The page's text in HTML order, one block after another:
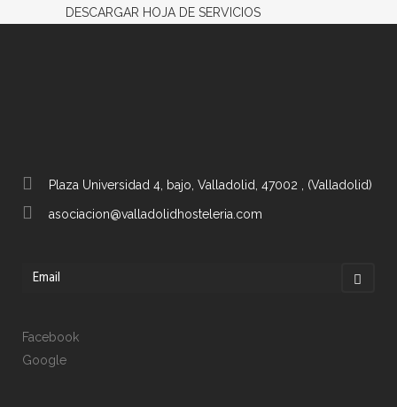
DESCARGAR HOJA DE SERVICIOS
Plaza Universidad 4, bajo, Valladolid, 47002 , (Valladolid)
asociacion@valladolidhosteleria.com
Facebook
Google